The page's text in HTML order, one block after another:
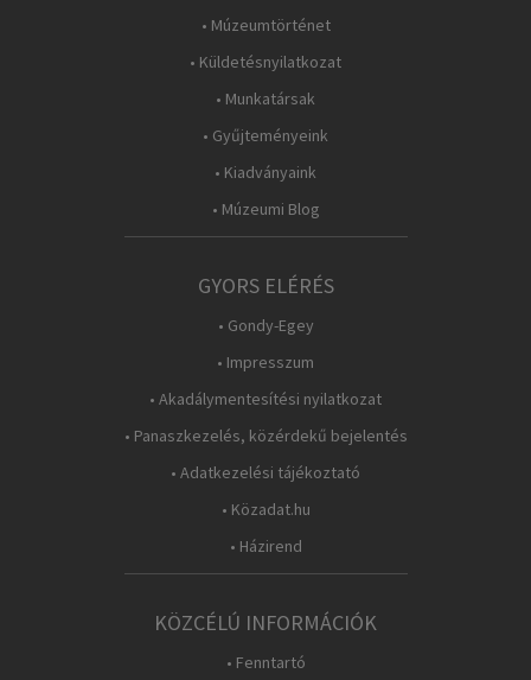
• Múzeumtörténet
• Küldetésnyilatkozat
• Munkatársak
• Gyűjteményeink
• Kiadványaink
• Múzeumi Blog
GYORS ELÉRÉS
• Gondy-Egey
• Impresszum
• Akadálymentesítési nyilatkozat
• Panaszkezelés, közérdekű bejelentés
• Adatkezelési tájékoztató
• Közadat.hu
• Házirend
KÖZCÉLÚ INFORMÁCIÓK
• Fenntartó